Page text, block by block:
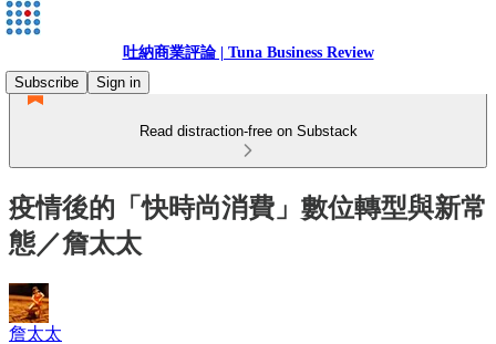
吐納商業評論 | Tuna Business Review
Subscribe
Sign in
Read distraction-free on Substack
疫情後的「快時尚消費」數位轉型與新常
態／詹太太
詹太太